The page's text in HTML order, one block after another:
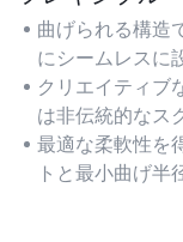
曲げられる構造
にシームレスに
を実現します。
クリエイティブ
は非伝統的なス
に最適です。
最適な柔軟性を
トと最小曲げ